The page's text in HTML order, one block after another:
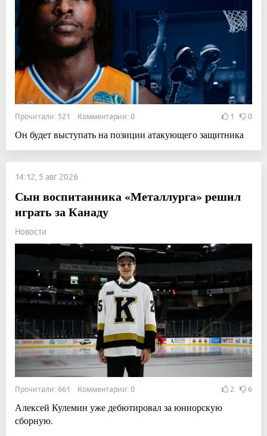
Прочитали: 521 Комментарии: 0 1 0
Он будет выступать на позиции атакующего защитника
14:12, 5 авг 2026
Сын воспитанника «Металлурга» решил
играть за Канаду
Новости
Прочитали: 661 Комментарии: 0 2 6
Алексей Кулемин уже дебютировал за юниорскую
сборную.